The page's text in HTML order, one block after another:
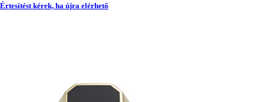
Értesítést kérek, ha újra elérhető